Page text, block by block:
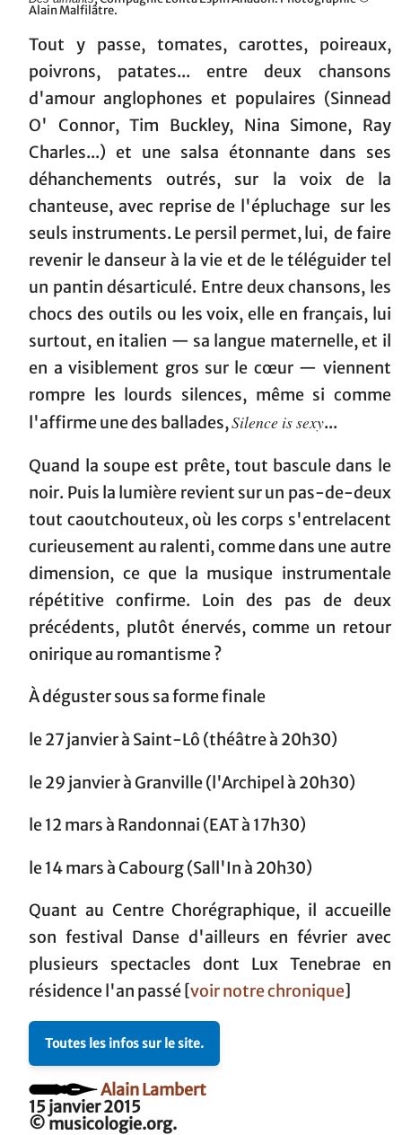
Alain Malfilâtre.
Tout y passe, tomates, carottes, poireaux,
poivrons, patates... entre deux chansons
d'amour anglophones et populaires (Sinnead
O' Connor, Tim Buckley, Nina Simone, Ray
Charles...) et une salsa étonnante dans ses
déhanchements outrés, sur la voix de la
chanteuse, avec reprise de l'épluchage sur les
seuls instruments. Le persil permet, lui, de faire
revenir le danseur à la vie et de le téléguider tel
un pantin désarticulé. Entre deux chansons, les
chocs des outils ou les voix, elle en français, lui
surtout, en italien — sa langue maternelle, et il
en a visiblement gros sur le cœur — viennent
rompre les lourds silences, même si comme
l'affirme une des ballades,Silence is sexy...
Quand la soupe est prête, tout bascule dans le
noir. Puis la lumière revient sur un pas-de-deux
tout caoutchouteux, où les corps s'entrelacent
curieusement au ralenti, comme dans une autre
dimension, ce que la musique instrumentale
répétitive confirme. Loin des pas de deux
précédents, plutôt énervés, comme un retour
onirique au romantisme ?
À déguster sous sa forme finale
le 27 janvier à Saint-Lô (théâtre à 20h30)
le 29 janvier à Granville (l'Archipel à 20h30)
le 12 mars à Randonnai (EAT à 17h30)
le 14 mars à Cabourg (Sall'In à 20h30)
Quant au Centre Chorégraphique, il accueille
son festival Danse d'ailleurs en février avec
plusieurs spectacles dont Lux Tenebrae en
résidence l'an passé [voir notre chronique
Toutes les infos sur le site.
Alain Lambert
15 janvier 2015
© musicologie.org.